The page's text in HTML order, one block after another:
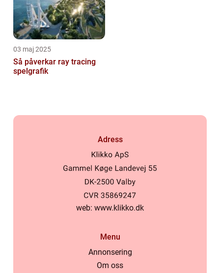
03 maj 2025
Så påverkar ray tracing
spelgrafik
Adress
web: www.klikko.dk
Menu
Annonsering
Om oss